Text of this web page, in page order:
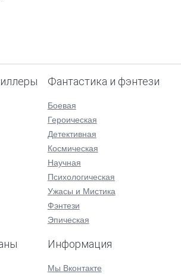
Фантастика и фэнтези
Боевая
Героическая
Детективная
Космическая
Научная
Психологическая
Ужасы и Мистика
Фэнтези
Эпическая
Информация
Мы Вконтакте